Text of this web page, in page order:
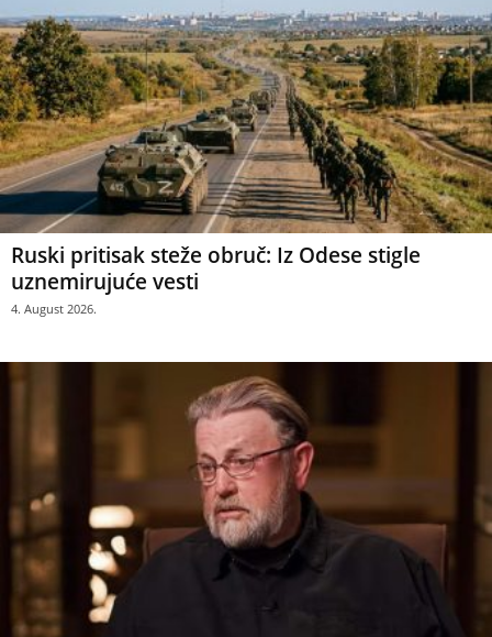
Ruski pritisak steže obruč: Iz Odese stigle
uznemirujuće vesti
4. August 2026.